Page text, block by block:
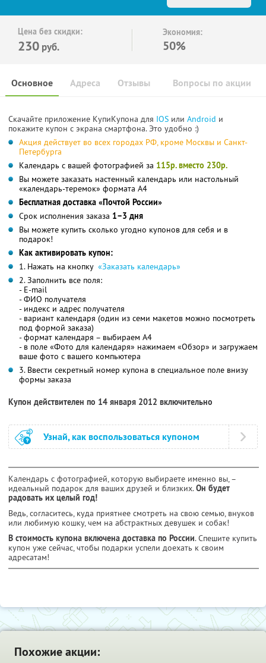
Цена без скидки:
230 руб.
Экономия:
50%
Основное Отзывы Вопросы по акции
Адреса
Скачайте приложение КупиКупона для IOS или Android и
покажите купон с экрана смартфона. Это удобно :)
Акция действует во всех городах РФ, кроме Москвы и Санкт-
Петербурга
Календарь с вашей фотографией за 115р. вместо 230р.
Вы можете заказать настенный календарь или настольный
«календарь-теремок» формата А4
Бесплатная доставка «Почтой России»
Срок исполнения заказа 1–3 дня
Вы можете купить сколько угодно купонов для себя и в
подарок!
Как активировать купон:
1. Нажать на кнопку «Заказать календарь»
2. Заполнить все поля:
- E-mail
- ФИО получателя
- индекс и адрес получателя
- вариант календаря (один из семи макетов можно посмотреть
под формой заказа)
- формат календаря – выбираем А4
- в поле «Фото для календаря» нажимаем «Обзор» и загружаем
ваше фото с вашего компьютера
3. Ввести секретный номер купона в специальное поле внизу
формы заказа
Купон действителен по 14 января 2012 включительно
Узнай, как воспользоваться купоном
Календарь с фотографией, которую выбираете именно вы, –
идеальный подарок для ваших друзей и близких.Он будет
радовать их целый год!
Ведь, согласитесь, куда приятнее смотреть на свою семью, внуков
или любимую кошку, чем на абстрактных девушек и собак!
В стоимость купона включена доставка по России. Спешите купить
купон уже сейчас, чтобы подарки успели доехать к своим
адресатам!
Похожие акции: